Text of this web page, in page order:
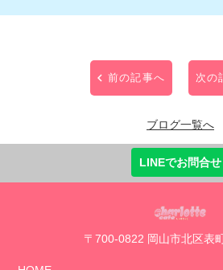
前の記事へ 次の
ブログ一覧へ
LINEでお問合せ
〒700-0822 岡山市北区表